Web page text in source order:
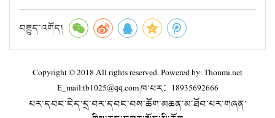
བརྒྱུད་འགོད།
Copyright © 2018 All rights reserved. Powered by: Thonmi.net
E_mail:tb1025@qq.com ཁ་པར：18935692666
པར་དབང་ངེད་དྲ་བར་དབང་བས་ཆོག་མཆན་མ་ཐོབ་པར་གཞན་